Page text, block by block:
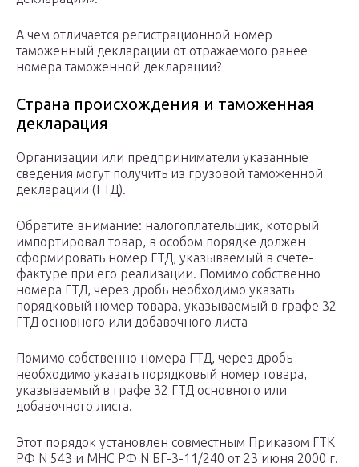
А чем отличается регистрационной номер
таможенный декларации от отражаемого ранее
номера таможенной декларации?
Страна происхождения и таможенная
декларация
Организации или предприниматели указанные
сведения могут получить из грузовой таможенной
декларации (ГТД).
Обратите внимание: налогоплательщик, который
импортировал товар, в особом порядке должен
сформировать номер ГТД, указываемый в счете-
фактуре при его реализации. Помимо собственно
номера ГТД, через дробь необходимо указать
порядковый номер товара, указываемый в графе 32
ГТД основного или добавочного листа
Помимо собственно номера ГТД, через дробь
необходимо указать порядковый номер товара,
указываемый в графе 32 ГТД основного или
добавочного листа.
Этот порядок установлен совместным Приказом ГТК
РФ N 543 и МНС РФ N БГ-3-11/240 от 23 июня 2000 г.